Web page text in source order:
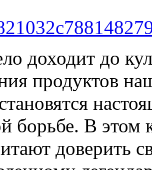
доходит до
продуктов
борьбе. В этом
доверить